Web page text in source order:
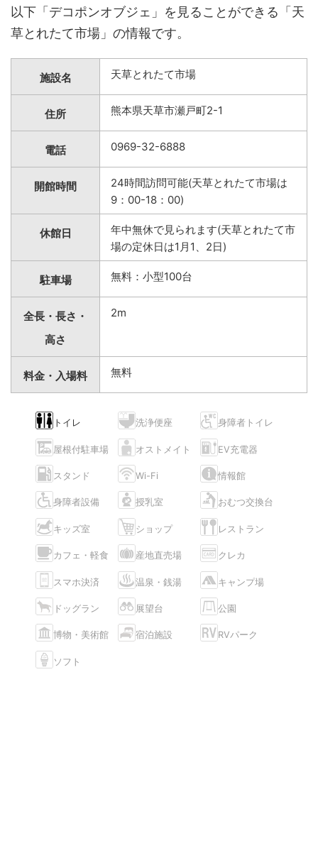
以下「デコポンオブジェ」を見ることができる「天
草とれたて市場」の情報です。
施設名 天草とれたて市場
住所 熊本県天草市瀬戸町2-1
電話 0969-32-6888
開館時間
24時間訪問可能(天草とれたて市場は
9：00-18：00)
休館日
年中無休で見られます(天草とれたて市
場の定休日は1月1、2日)
駐車場 無料：小型100台
全長・長さ・
高さ
2m
料金・入場料 無料
トイレ 洗浄便座 身障者トイレ
屋根付駐車場 オストメイト EV充電器
スタンド Wi-Fi 情報館
身障者設備 授乳室 おむつ交換台
キッズ室 ショップ レストラン
カフェ・軽食 産地直売場 クレカ
スマホ決済 温泉・銭湯 キャンプ場
ドッグラン 展望台 公園
博物・美術館 宿泊施設 RVパーク
ソフト